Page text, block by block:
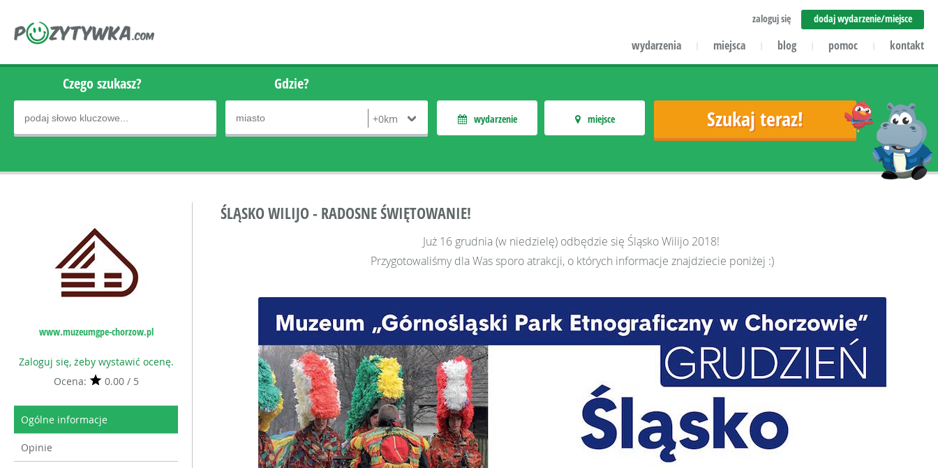
zaloguj się dodaj wydarzenie/miejsce
wydarzenia | miejsca | blog | pomoc | kontakt
Czego szukasz? Gdzie?
wydarzenie miejsce
www.muzeumgpe-chorzow.pl
Zaloguj się, żeby wystawić ocenę.
Ocena:
0.00 / 5
Ogólne informacje
Opinie
ŚLĄSKO WILIJO - RADOSNE ŚWIĘTOWANIE!
Już 16 grudnia (w niedzielę) odbędzie się Śląsko Wilijo 2018!
Przygotowaliśmy dla Was sporo atrakcji, o których informacje znajdziecie poniżej :)